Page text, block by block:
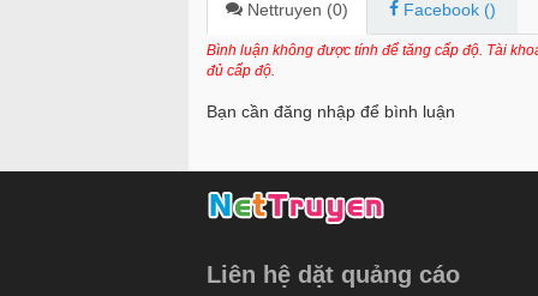
Chapter 65
Chapter 64
Chapter 60
Chapter 58
Nettruyen (0) Facebook ()
Bình luận không được tính để tăng cấp độ. Tài
đủ cấp độ.
Bạn cần đăng nhập để bình luận
Liên hệ dặt quảng cáo